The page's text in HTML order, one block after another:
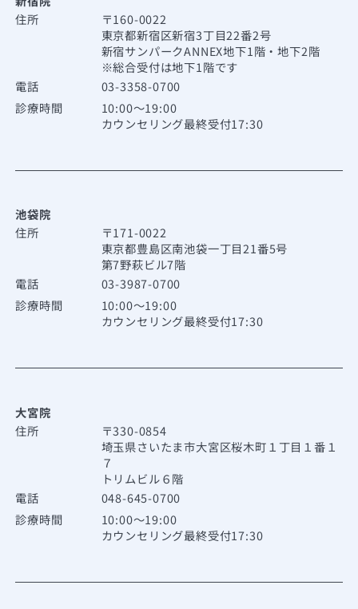
住所
〒160-0022
東京都新宿区新宿3丁目22番2号
新宿サンパークANNEX地下1階・地下2階
※総合受付は地下1階です
電話
03-3358-0700
診療時間
10:00～19:00
カウンセリング最終受付17:30
池袋院
住所
〒171-0022
東京都豊島区南池袋一丁目21番5号
第7野萩ビル7階
電話
03-3987-0700
診療時間
10:00～19:00
カウンセリング最終受付17:30
大宮院
住所
〒330-0854
埼玉県さいたま市大宮区桜木町１丁目１番１
７
トリムビル６階
電話
048-645-0700
診療時間
10:00～19:00
カウンセリング最終受付17:30